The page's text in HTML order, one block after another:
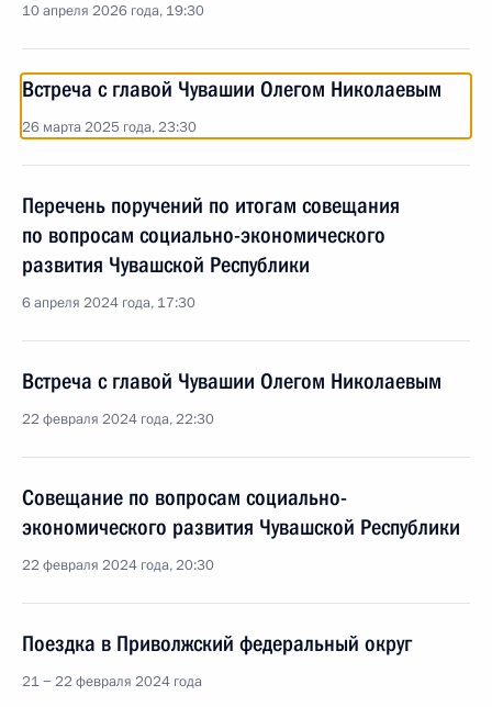
10 апреля 2026 года, 19:30
Встреча с главой Чувашии Олегом Николаевым
26 марта 2025 года, 23:30
Перечень поручений по итогам совещания
по вопросам социально-экономического
развития Чувашской Республики
6 апреля 2024 года, 17:30
Встреча с главой Чувашии Олегом Николаевым
22 февраля 2024 года, 22:30
Совещание по вопросам социально-
экономического развития Чувашской Республики
22 февраля 2024 года, 20:30
Поездка в Приволжский федеральный округ
21 − 22 февраля 2024 года